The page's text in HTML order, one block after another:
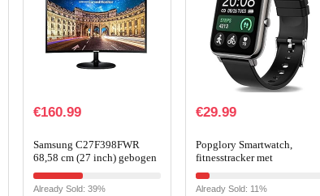
€160.99
Samsung C27F398FWR
68,58 cm (27 inch) gebogen
monitor (HDMI, DisplayPort,
4ms, 1920 x 1080 pixels)
Already Sold: 39%
€29.99
Popglory Smartwatch,
fitnesstracker met
bloeddrukmeting,
fitnesshorloge met
Already Sold: 11%